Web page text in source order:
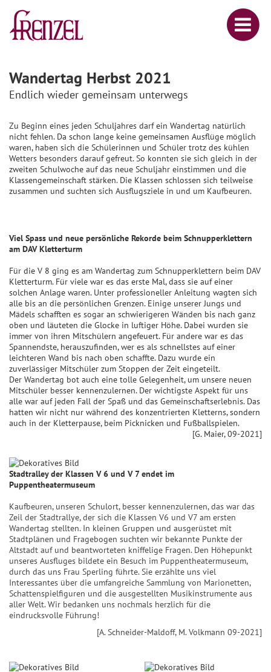
Wandertag Herbst 2021
Endlich wieder gemeinsam unterwegs
Zu Beginn eines jeden Schuljahres darf ein Wandertag natürlich
nicht fehlen. Da schon lange keine gemeinsamen Ausflüge möglich
waren, haben sich die Schülerinnen und Schüler trotz des kühlen
Wetters besonders darauf gefreut. So konnten sie sich gleich in der
zweiten Schulwoche auf das neue Schuljahr einstimmen und die
Klassengemeinschaft stärken. Die Klassen schlossen sich teilweise
zusammen und suchten sich Ausflugsziele in und um Kaufbeuren.
Viel Spass und neue persönliche Rekorde beim Schnupperklettern
am DAV Kletterturm
Für die V 8 ging es am Wandertag zum Schnupperklettern beim DAV
Kletterturm. Für viele war es das erste Mal, dass sie auf einer
solchen Anlage waren. Unter professioneller Anleitung wagten sich
alle bis an die persönlichen Grenzen. Einige unserer Jungs und
Mädels schafften es sogar an schwierigeren Wänden bis nach ganz
oben und läuteten die Glocke in luftiger Höhe. Dabei wurden sie
immer von ihren Mitschülern angefeuert. Für andere war es das
Spannendste, herauszufinden, wer es als schnellstes auf einer
leichteren Wand bis nach oben schaffte. Dazu wurde ein
zuverlässiger Mitschüler zum Stoppen der Zeit eingeteilt.
Der Wandertag bot auch eine tolle Gelegenheit, um unsere neuen
Mitschüler besser kennenzulernen. Der wichtigste Aspekt für uns
alle war auf jeden Fall der Spaß und das Gemeinschaftserlebnis. Das
hatten wir nicht nur während des konzentrierten Kletterns, sondern
auch in der Kletterpause, beim Picknicken und Fußballspielen.
[G. Maier, 09-2021]
Stadtralley der Klassen V 6 und V 7 endet im
Puppentheatermuseum
Kaufbeuren, unseren Schulort, besser kennenzulernen, das war das
Zeil der Stadtrallye, der sich die Klassen V6 und V7 am ersten
Wandertag stellten. In kleinen Gruppen und ausgerüstet mit
Stadtplänen und Fragebogen suchten wir bekannte Punkte der
Altstadt auf und beantworteten kniffelige Fragen. Den Höhepunkt
unseres Ausfluges bildete ein Besuch im Puppentheatermuseum,
durch das uns Frau Sperling führte. Sie erzählte uns viel
Interessantes über die umfangreiche Sammlung von Marionetten,
Schattenspielfiguren und die ausgestellten Musikinstrumente aus
aller Welt. Wir bedanken uns nochmals herzlich für die
eindrucksvolle Führung!
[A. Schneider-Maldoff, M. Volkmann 09-2021]